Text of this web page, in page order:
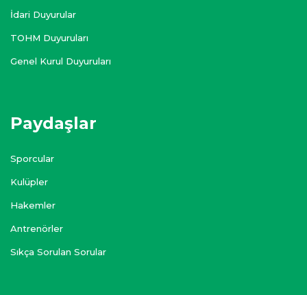
İdari Duyurular
TOHM Duyuruları
Genel Kurul Duyuruları
Paydaşlar
Sporcular
Kulüpler
Hakemler
Antrenörler
Sıkça Sorulan Sorular